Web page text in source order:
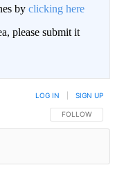
by clicking here
please submit it
FOLLOW THIS
FOLLOW
LOG IN SIGN UP